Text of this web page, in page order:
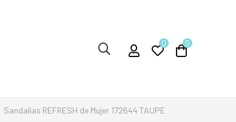
0 0
Sandalias REFRESH de Mujer 172644 TAUPE